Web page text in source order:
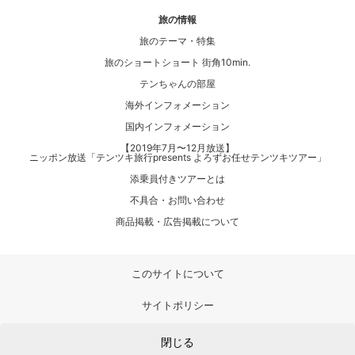
閉じる
旅の情報
旅のテーマ・特集
旅のショートショート 街角10min.
テンちゃんの部屋
海外インフォメーション
国内インフォメーション
【2019年7月〜12月放送】
ニッポン放送「テンツキ旅行presents よろずお任せテンツキツアー」
添乗員付きツアーとは
不具合・お問い合わせ
商品掲載・広告掲載について
このサイトについて
サイトポリシー
プライバシーポリシー